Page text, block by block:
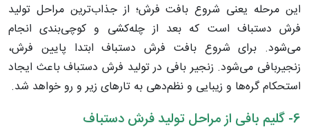
این مرحله یعنی شروع بافت فرش؛ از جذاب‌ترین مراحل تولید
فرش دستباف است که بعد از چله‌کشی و کوچی‌بندی انجام
می‌شود. برای شروع بافت فرش دستباف ابتدا پایین فرش،
زنجیربافی می‌شود. زنجیر بافی در تولید فرش دستباف باعث ایجاد
استحکام گره‌ها و زیبایی و نظم‌دهی به تارهای زیر و رو خواهد شد.
6- گلیم بافی از مراحل تولید فرش دستباف